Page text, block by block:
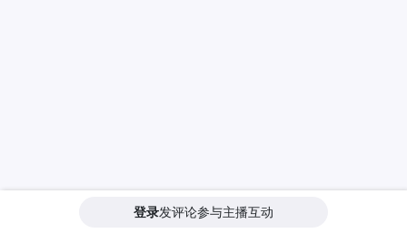
登录发评论参与主播互动